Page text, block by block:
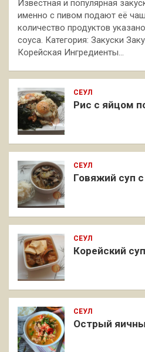
Известная и популярная
именно с пивом подают её
количество продуктов
соуса. Категория: Закуски
Корейская Ингредиенты…
СЕУЛ
Рис с яйцом
СЕУЛ
Говяжий суп
СЕУЛ
Корейский
СЕУЛ
Острый